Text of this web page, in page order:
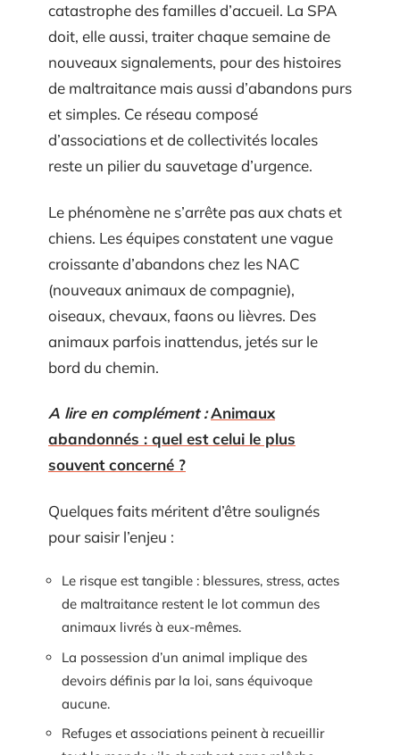
catastrophe des familles d’accueil. La SPA
doit, elle aussi, traiter chaque semaine de
nouveaux signalements, pour des histoires
de maltraitance mais aussi d’abandons purs
et simples. Ce réseau composé
d’associations et de collectivités locales
reste un pilier du sauvetage d’urgence.
Le phénomène ne s’arrête pas aux chats et
chiens. Les équipes constatent une vague
croissante d’abandons chez les NAC
(nouveaux animaux de compagnie),
oiseaux, chevaux, faons ou lièvres. Des
animaux parfois inattendus, jetés sur le
bord du chemin.
A lire en complément :Animaux
abandonnés : quel est celui le plus
souvent concerné ?
Quelques faits méritent d’être soulignés
pour saisir l’enjeu :
Le risque est tangible : blessures, stress, actes
de maltraitance restent le lot commun des
animaux livrés à eux-mêmes.
La possession d’un animal implique des
devoirs définis par la loi, sans équivoque
aucune.
Refuges et associations peinent à recueillir